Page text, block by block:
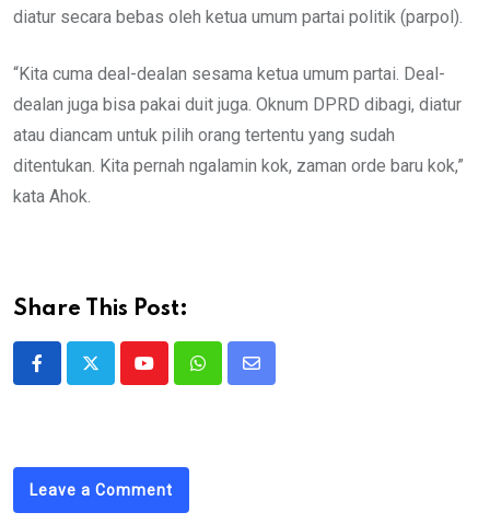
diatur secara bebas oleh ketua umum partai politik (parpol).
“Kita cuma deal-dealan sesama ketua umum partai. Deal-
dealan juga bisa pakai duit juga. Oknum DPRD dibagi, diatur
atau diancam untuk pilih orang tertentu yang sudah
ditentukan. Kita pernah ngalamin kok, zaman orde baru kok,”
kata Ahok.
Share This Post:
YoutubeWhatsappShare
Leave a Comment